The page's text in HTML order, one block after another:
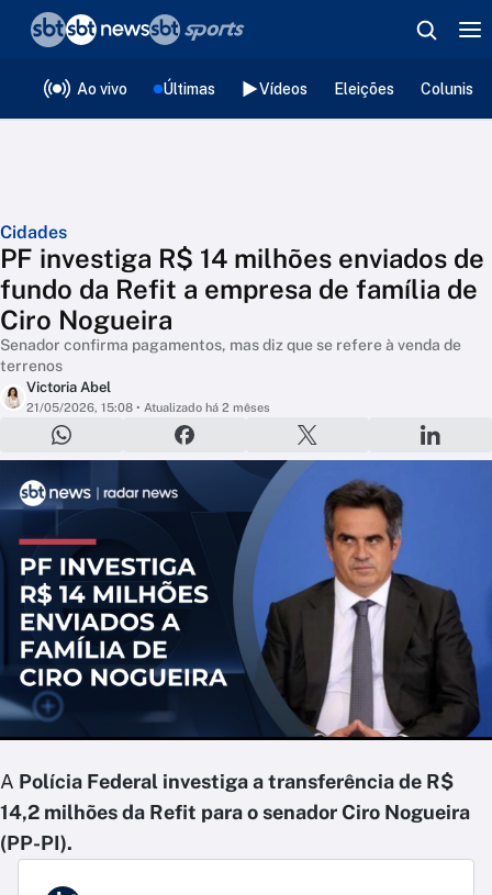
Ao vivo Últimas Vídeos Eleições
Cidades
PF investiga R$ 14 milhões enviados de
fundo da Refit a empresa de família de
Ciro Nogueira
Senador confirma pagamentos, mas diz que se refere à venda de
terrenos
Victoria Abel
21/05/2026, 15:08 • Atualizado há 2 mêses
A Polícia Federal investiga a transferência de R$
14,2 milhões da Refit para o senador Ciro Nogueira
(PP-PI).
❮voltar
Editorias